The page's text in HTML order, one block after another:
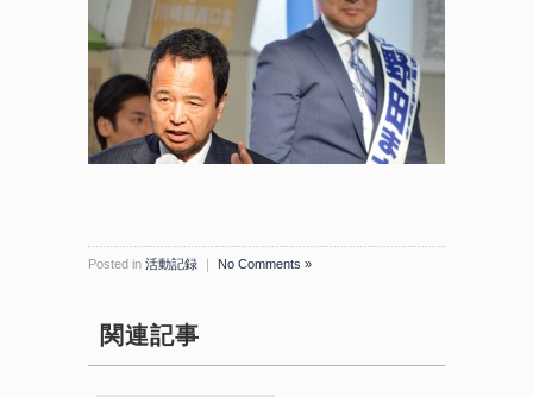
Posted in 活動記録 ｜ No Comments »
関連記事